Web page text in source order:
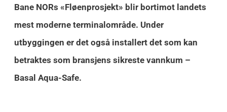
Bane NORs «Fløenprosjekt» blir bortimot landets
mest moderne terminalområde. Under
utbyggingen er det også installert det som kan
betraktes som bransjens sikreste vannkum –
Basal Aqua-Safe.